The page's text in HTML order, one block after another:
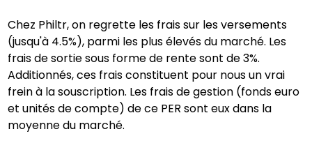
Chez Philtr, on regrette les frais sur les versements
(jusqu'à 4.5%), parmi les plus élevés du marché. Les
frais de sortie sous forme de rente sont de 3%.
Additionnés, ces frais constituent pour nous un vrai
frein à la souscription. Les frais de gestion (fonds euro
et unités de compte) de ce PER sont eux dans la
moyenne du marché.